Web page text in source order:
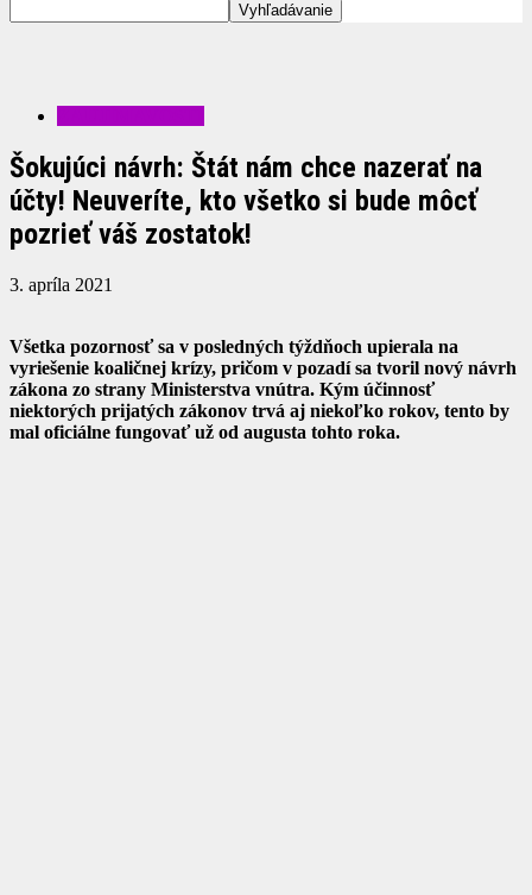
Šokujúci návrh: Štát nám chce nazerať na
účty! Neuveríte, kto všetko si bude môcť
pozrieť váš zostatok!
3. apríla 2021
Všetka pozornosť sa v posledných týždňoch upierala na
vyriešenie koaličnej krízy, pričom v pozadí sa tvoril nový návrh
zákona zo strany Ministerstva vnútra. Kým účinnosť
niektorých prijatých zákonov trvá aj niekoľko rokov, tento by
mal oficiálne fungovať už od augusta tohto roka.